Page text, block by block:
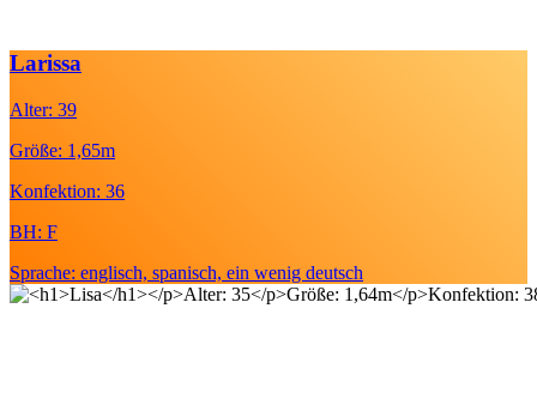
Larissa
Alter: 39
Größe: 1,65m
Konfektion: 36
BH: F
Sprache: englisch, spanisch, ein wenig deutsch